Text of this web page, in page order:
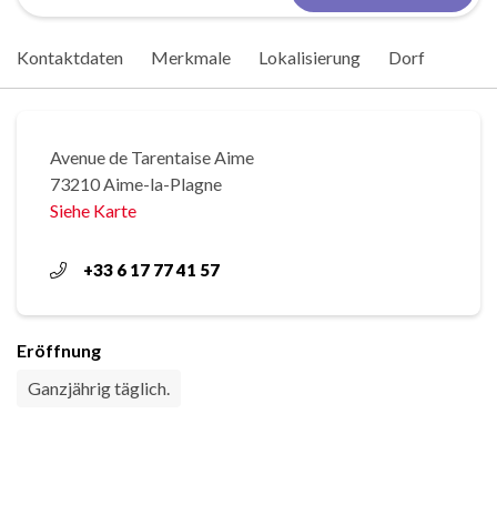
Kontaktdaten Merkmale Lokalisierung Dorf
Avenue de Tarentaise Aime
73210 Aime-la-Plagne
Siehe Karte
+33 6 17 77 41 57
Eröffnung
Ganzjährig täglich.